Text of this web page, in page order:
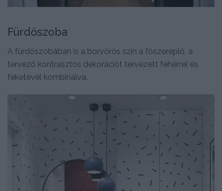
Fürdőszoba
A fürdőszobában is a borvörös szín a főszereplő, a
tervező kontrasztos dekorációt tervezett fehérrel és
feketével kombinálva.